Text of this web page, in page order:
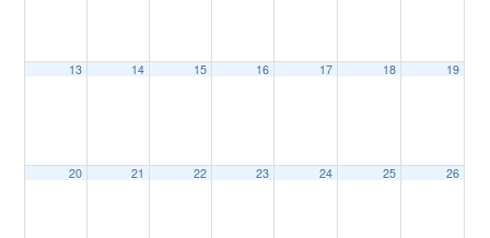
13 14 15 16 17 18 19
20 21 22 23 24 25 26